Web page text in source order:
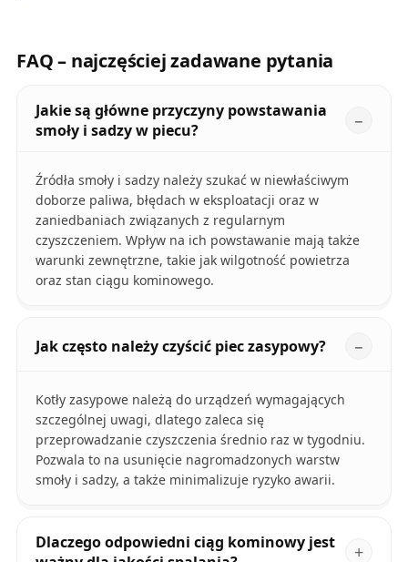
FAQ – najczęściej zadawane pytania
Jakie są główne przyczyny powstawania
smoły i sadzy w piecu?
Źródła smoły i sadzy należy szukać w niewłaściwym
doborze paliwa, błędach w eksploatacji oraz w
zaniedbaniach związanych z regularnym
czyszczeniem. Wpływ na ich powstawanie mają także
warunki zewnętrzne, takie jak wilgotność powietrza
oraz stan ciągu kominowego.
Jak często należy czyścić piec zasypowy?
Kotły zasypowe należą do urządzeń wymagających
szczególnej uwagi, dlatego zaleca się
przeprowadzanie czyszczenia średnio raz w tygodniu.
Pozwala to na usunięcie nagromadzonych warstw
smoły i sadzy, a także minimalizuje ryzyko awarii.
Dlaczego odpowiedni ciąg kominowy jest